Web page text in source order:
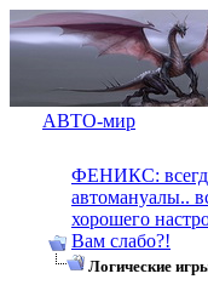
АВТО-мир
ФЕНИКС:
автомануалы..
хорошего
Вам слабо?!
Логические